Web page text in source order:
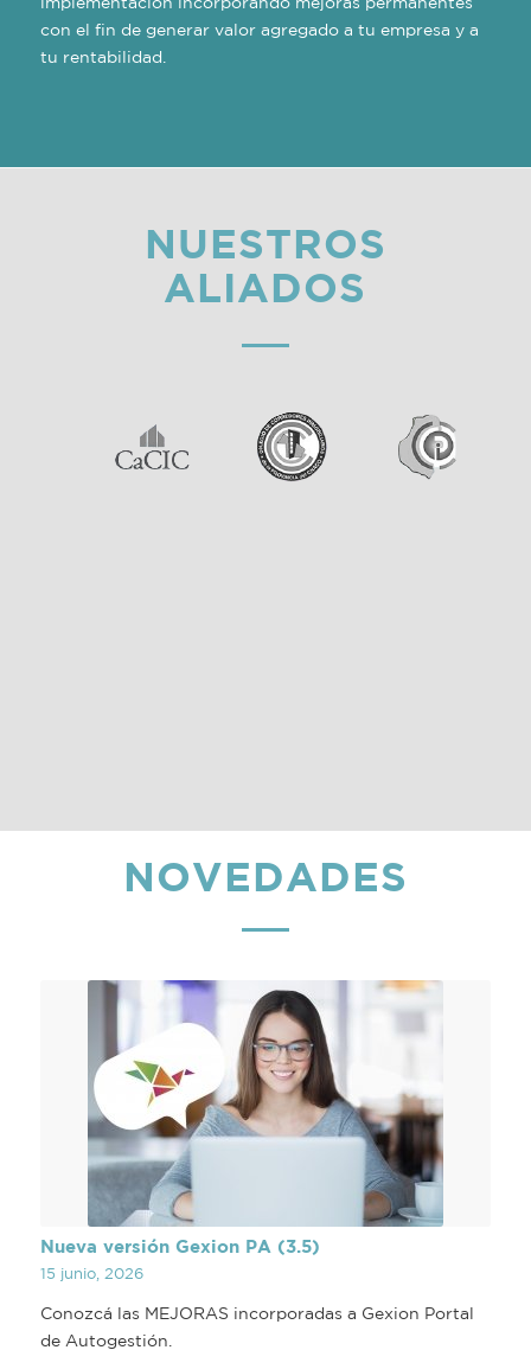
con el fin de generar valor agregado a tu empresa y a
tu rentabilidad.
NUESTROS
ALIADOS
NOVEDADES
Nueva versión Gexion PA (3.5)
15 junio, 2026
Conozcá las MEJORAS incorporadas a Gexion Portal
de Autogestión.